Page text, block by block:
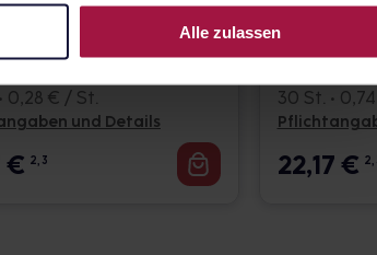
Alle zulassen
0,28 € / St.
und Details
€ 2, 3
10 Mrd.
&
30 St. •
22,17€ 2,